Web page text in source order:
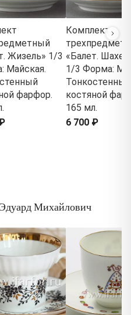
Жизель» 1/3
Майская.
фарфор.
Комплект
«Балет.
1/3 Форма:
Тонкостенный
костяной
165 мл.
6 700 ₽
Михайлович